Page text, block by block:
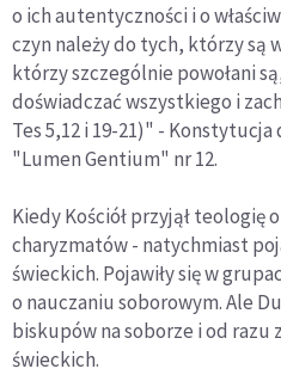
o ich autentyczności i o
czyn należy do tych, którzy są
którzy szczególnie powołani
doświadczać wszystkiego i
Tes 5,12 i 19-21)" -
"Lumen Gentium" nr 12.
Kiedy Kościół przyjął teologię
charyzmatów - natychmiast
świeckich. Pojawiły się w
o nauczaniu soborowym. Ale
biskupów na soborze i od razu
świeckich.